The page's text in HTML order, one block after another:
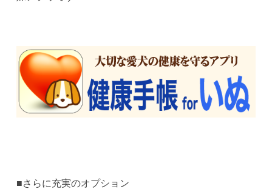
■さらに充実のオプション